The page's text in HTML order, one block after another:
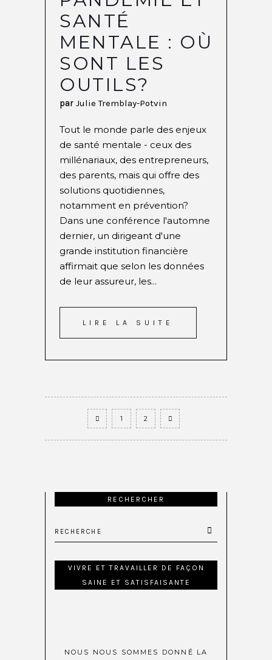
SANTÉ
MENTALE : OÙ
SONT LES
OUTILS?
par Julie Tremblay-Potvin
Tout le monde parle des enjeux
de santé mentale - ceux des
millénariaux, des entrepreneurs,
des parents, mais qui offre des
solutions quotidiennes,
notamment en prévention?
Dans une conférence l'automne
dernier, un dirigeant d'une
grande institution financière
affirmait que selon les données
de leur assureur, les...
LIRE LA SUITE
1 2
RECHERCHER
VIVRE ET TRAVAILLER DE FAÇON
SAINE ET SATISFAISANTE
NOUS NOUS SOMMES DONNÉ LA